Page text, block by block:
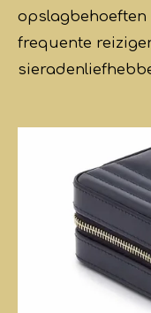
frequente